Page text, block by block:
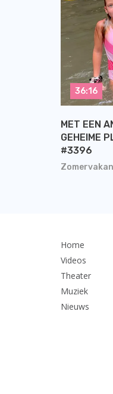
MET EEN
GEHEIME
#3396
36:16
Home
Videos
Theater
Muziek
Nieuws